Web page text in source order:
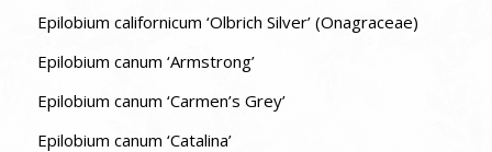
Epilobium californicum ‘Olbrich Silver’ (Onagraceae)
Epilobium canum ‘Armstrong’
Epilobium canum ‘Carmen’s Grey’
Epilobium canum ‘Catalina’